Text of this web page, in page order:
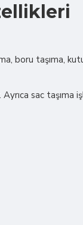
boru taşıma,
sac taşıma